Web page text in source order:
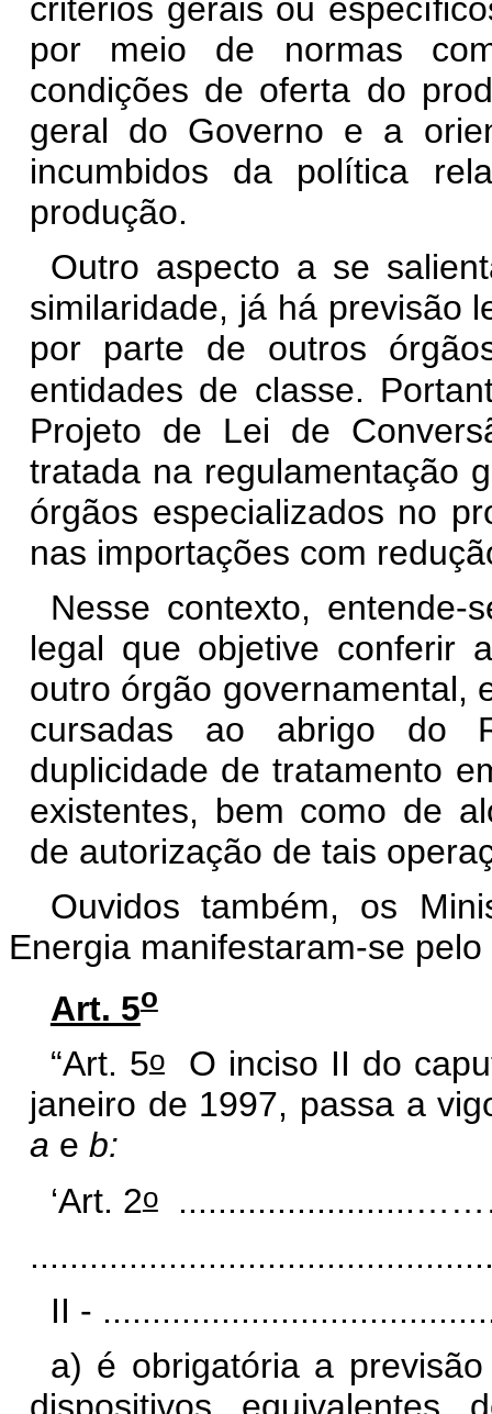
critérios gerais ou
por meio de normas
condições de oferta do
geral do Governo e a
incumbidos da política
produção.
Outro aspecto a se
similaridade, já há previsão
por parte de outros
entidades de classe.
Projeto de Lei de
tratada na regulamentação
órgãos especializados no
nas importações com
Nesse contexto,
legal que objetive conferir
outro órgão governamental,
cursadas ao abrigo do
duplicidade de tratamento
existentes, bem como de
de autorização de tais
Ouvidos também, os
Energia manifestaram-se
Art. 5o
“Art. 5oO inciso II do
janeiro de 1997, passa a
a e b:
‘Art. 2o
II -
a) é obrigatória a
dispositivos equivalentes